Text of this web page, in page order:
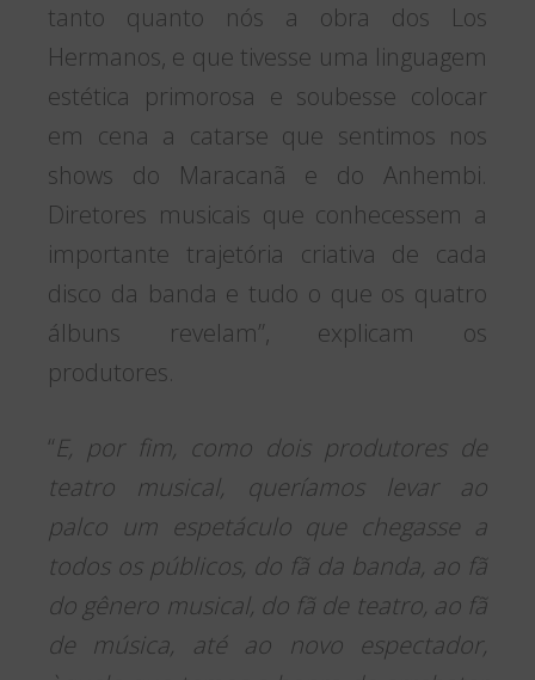
tanto quanto nós a obra dos Los
Hermanos, e que tivesse uma linguagem
estética primorosa e soubesse colocar
em cena a catarse que sentimos nos
shows do Maracanã e do Anhembi.
Diretores musicais que conhecessem a
importante trajetória criativa de cada
disco da banda e tudo o que os quatro
álbuns revelam”, explicam os
produtores.
“E, por fim, como dois produtores de
teatro musical, queríamos levar ao
palco um espetáculo que chegasse a
todos os públicos, do fã da banda, ao fã
do gênero musical, do fã de teatro, ao fã
de música, até ao novo espectador,